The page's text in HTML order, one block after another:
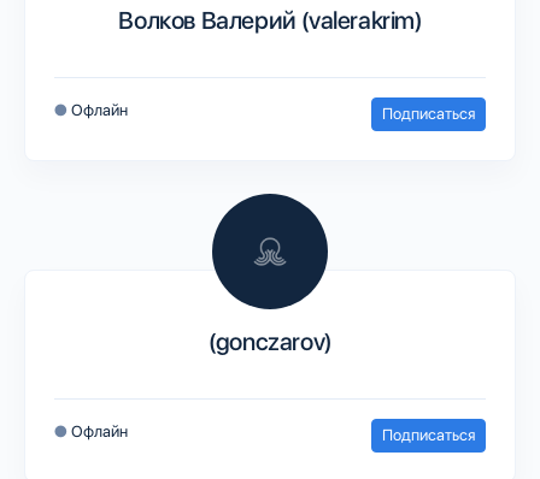
Волков Валерий (valerakrim)
● Офлайн Подписаться
(gonczarov)
● Офлайн Подписаться